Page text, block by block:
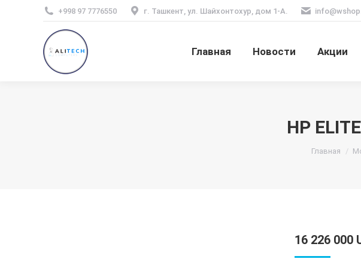
+998 97 7776550 г. Ташкент, ул. Шайхонтохур, дом 1-А.
Главная Новости Акции
HP
Вы здесь:
Главная
16 226 000